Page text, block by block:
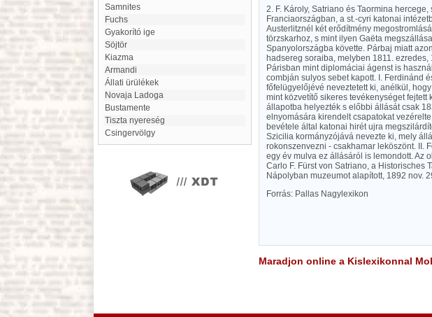
Samnites
Fuchs
Gyakorító ige
Söjtör
kiazma
Armandi
Állati ürülékek
Novaja Ladoga
Bustamente
Tiszta nyereség
Csingervölgy
2. F. Károly, Satriano és Taormina
Franciaországban, a st.-cyri katonai
Austerlitznél két erődítmény
törzskarhoz, s mint ilyen Gaëta
Spanyolországba követte. Párbaj miatt
hadsereg soraiba, melyben 1811.
Párisban mint diplomáciai ágenst is
combján sulyos sebet kapott. I. Ferdinánd
főfelügyelőjévé neveztetett ki, anélkül,
mint közvetítő sikeres tevékenységet
állapotba helyezték s előbbi állását csak
elnyomására kirendelt csapatokat
bevétele által katonai hirét ujra
Szicilia kormányzójává nevezte ki, mely
rokonszenvezni - csakhamar leköszönt. II.
egy év mulva ez állásáról is lemondott. Az
Carlo F. Fürst von Satriano, a Historisches
Nápolyban muzeumot alapított, 1892 nov.
Forrás: Pallas Nagylexikon
Maradjon online a Kislexikonnal